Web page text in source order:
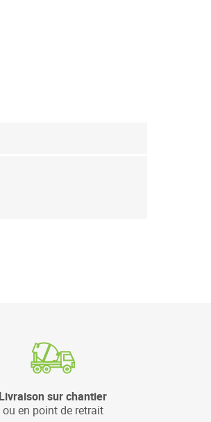
Livraison sur chantier
ou en point de retrait